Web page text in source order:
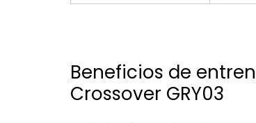
Beneficios de
Crossover GRY03